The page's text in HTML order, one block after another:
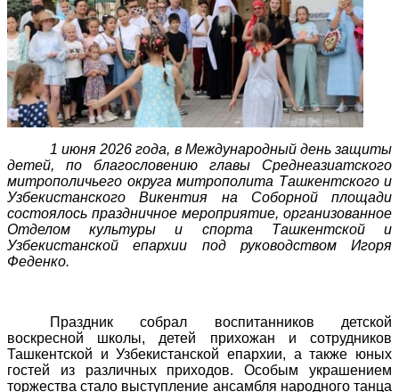
1 июня 2026 года, в Международный день защиты
детей, по благословению главы Среднеазиатского
митрополичьего округа митрополита Ташкентского и
Узбекистанского Викентия на Соборной площади
состоялось праздничное мероприятие, организованное
Отделом культуры и спорта Ташкентской и
Узбекистанской епархии под руководством Игоря
Феденко.
Праздник собрал воспитанников детской
воскресной школы, детей прихожан и сотрудников
Ташкентской и Узбекистанской епархии, а также юных
гостей из различных приходов. Особым украшением
торжества стало выступление ансамбля народного танца